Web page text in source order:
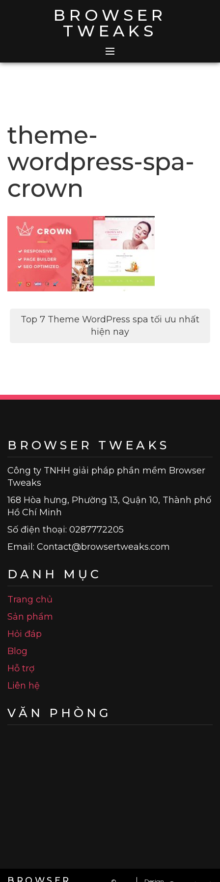
BROWSER
TWEAKS
theme-
wordpress-spa-
crown
Điều
Top 7 Theme WordPress spa tối ưu nhất
hiện nay
BROWSER TWEAKS
Công ty TNHH giải pháp phần mềm Browser
Tweaks
168 Hòa hưng, Phường 13, Quận 10, Thành phố
Hồ Chí Minh
Số điện thoại: 0287772205
Email: Contact@browsertweaks.com
DANH MỤC
Trang chủ
Sản phẩm
Hỏi đáp
Blog
Hỗ trợ
Liên hệ
VĂN PHÒNG